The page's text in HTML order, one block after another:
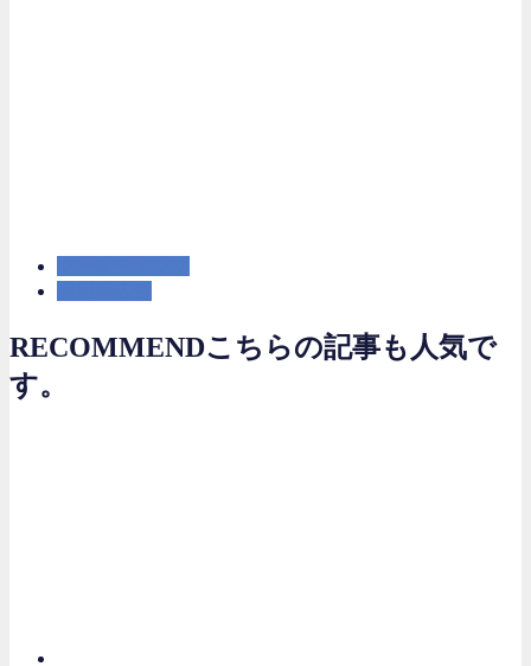
RECOMMENDこちらの記事も人気で
す。